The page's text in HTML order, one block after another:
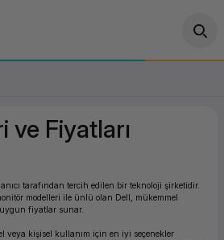
OT/VT Ürünleri
POS Terminali
Fiş Yazıcı
ve Fiyatları
tarafından tercih edilen bir teknoloji şirketidir.
modelleri ile ünlü olan Dell, mükemmel
fiyatlar sunar.
veya kişisel kullanım için en iyi seçenekler